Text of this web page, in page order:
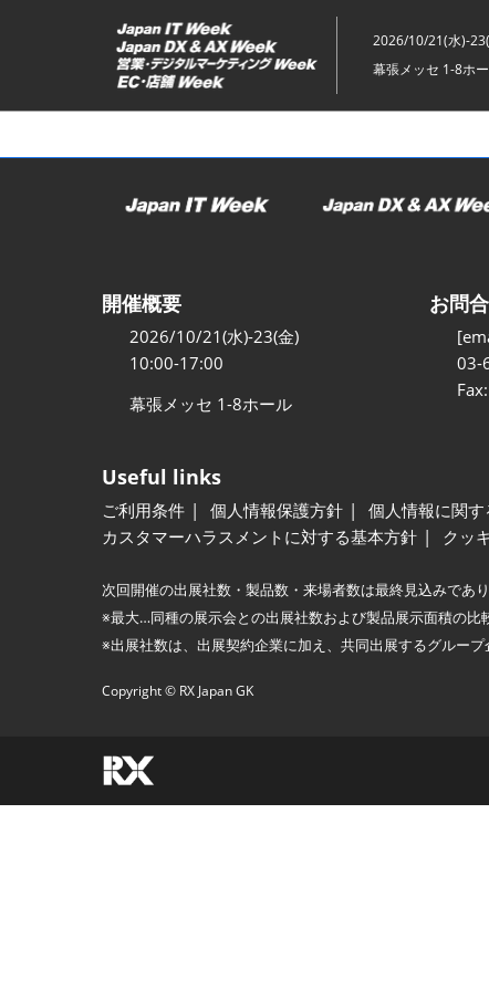
ッ
2026/10/21(水)-
幕張メッセ 1-8ホ
開催概要
2026/10/21(水)-23(金)
10:00-17:00
幕張メッセ 1-8ホール
お問
03-
Useful links
ご利用条件 個人情報保護方針 個人情報に関
カスタマーハラスメントに対する基本方針
クッ
次回開催の出展社数・製品数・来場者数は最終見込みであ
※最大…同種の展示会との出展社数および製品展示面積の比
※出展社数は、出展契約企業に加え、共同出展するグループ
Copyright © RX Japan GK